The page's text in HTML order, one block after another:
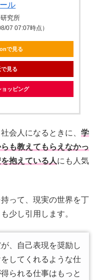
ル
究所
07 07:07時点）
で見る
見る
ッピング
会人になるときに、 学
も教えてもらえなかっ
抱えている人にも人気
って、現実の世界を丁
少し引用します。
、自己表現を奨励し
してくれるような仕
られる仕事はもっと